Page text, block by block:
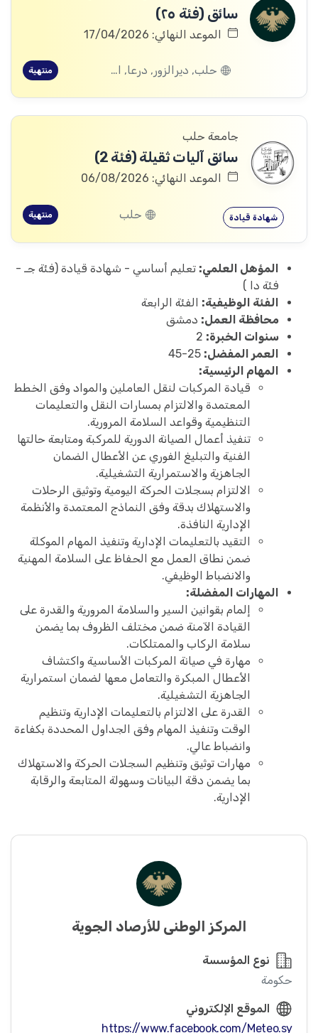
سائق (فئة ٢٥)
الموعد النهائي: 17/04/2026
حلب, ديرالزور, درعا, القنيطرة منتهية
جامعة حلب
سائق آليات ثقيلة (فئة 2)
الموعد النهائي: 06/08/2026
شهادة قيادة حلب منتهية
المؤهل العلمي: تعليم أساسي - شهادة قيادة (فئة جـ -
فئة دا )
الفئة الوظيفية: الفئة الرابعة
محافظة العمل: دمشق
سنوات الخبرة:
العمر المفضل:
المهام الرئيسية:
قيادة المركبات لنقل العاملين والمواد وفق الخطط
المعتمدة والالتزام بمسارات النقل والتعليمات
التنظيمية وقواعد السلامة المرورية.
تنفيذ أعمال الصيانة الدورية للمركبة ومتابعة حالتها
الفنية والتبليغ الفوري عن الأعطال الضمان
الجاهزية والاستمرارية التشغيلية.
الالتزام بسجلات الحركة اليومية وتوثيق الرحلات
والاستهلاك بدقة وفق النماذج المعتمدة والأنظمة
الإدارية النافذة.
التقيد بالتعليمات الإدارية وتنفيذ المهام الموكلة
ضمن نطاق العمل مع الحفاظ على السلامة المهنية
والانضباط الوظيفي.
المهارات المفضلة:
إلمام بقوانين السير والسلامة المرورية والقدرة على
القيادة الآمنة ضمن مختلف الظروف بما يضمن
سلامة الركاب والممتلكات.
مهارة في صيانة المركبات الأساسية واكتشاف
الأعطال المبكرة والتعامل معها لضمان استمرارية
الجاهزية التشغيلية.
القدرة على الالتزام بالتعليمات الإدارية وتنظيم
الوقت وتنفيذ المهام وفق الجداول المحددة بكفاءة
وانضباط عالي.
مهارات توثيق وتنظيم السجلات الحركة والاستهلاك
بما يضمن دقة البيانات وسهولة المتابعة والرقابة
الإدارية.
المركز الوطني للأرصاد الجوية
نوع المؤسسة
حكومة
الموقع الإلكتروني
https://www.facebook.com/Meteo.sy